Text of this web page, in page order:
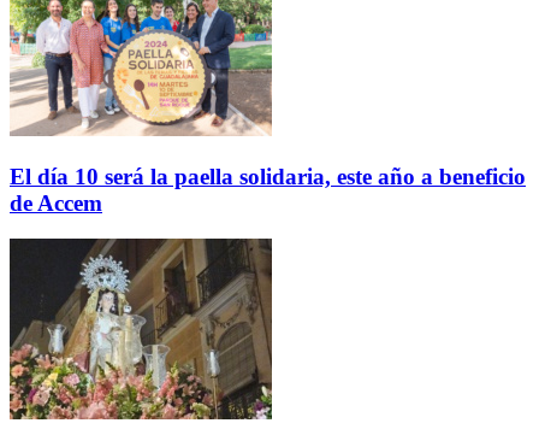
El día 10 será la paella solidaria, este año a beneficio
de Accem